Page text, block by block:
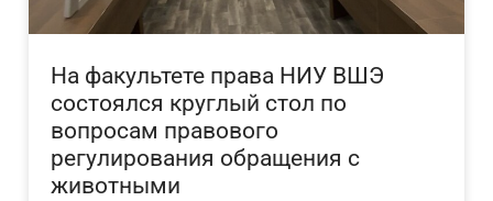
На факультете права НИУ ВШЭ
состоялся круглый стол по
вопросам правового
регулирования обращения с
животными